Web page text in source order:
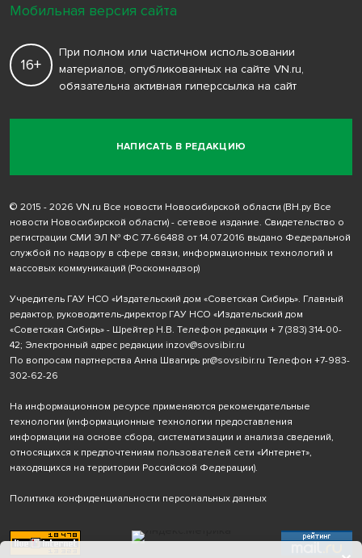
НАПИСАТЬ В РЕДАКЦИЮ
16+
При полном или частичном использовании
материалов, опубликованных на сайте VN.ru,
обязательна активная гиперссылка на сайт
© 2015 - 2026 VN.ru Все новости Новосибирской области (ВН.ру Все
новости Новосибирской области) - сетевое издание. Свидетельство о
регистрации СМИ ЭЛ № ФС 77-66488 от 14.07.2016 выдано Федеральной
службой по надзору в сфере связи, информационных технологий и
массовых коммуникаций (Роскомнадзор)
Учредитель ГАУ НСО «Издательский дом «Советская Сибирь». Главный
редактор, руководитель-директор ГАУ НСО «Издательский дом
«Советская Сибирь» - Шрейтер Н.В. Телефон редакции + 7 (383) 314-00-
42; Электронный адрес редакции inzov@sovsibir.ru
По вопросам партнерства Анна Швагирь pr@sovsibir.ru Телефон +7-983-
302-62-26
На информационном ресурсе применяются рекомендательные
технологии (информационные технологии предоставления
информации на основе сбора, систематизации и анализа сведений,
относящихся к предпочтениям пользователей сети «Интернет»,
находящихся на территории Российской Федерации).
Политика конфиденциальности персональных данных
Мобильная версия сайта